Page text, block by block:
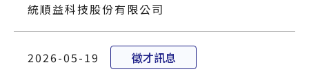
統順益科技股份有限公司
2026-05-19
徵才訊息